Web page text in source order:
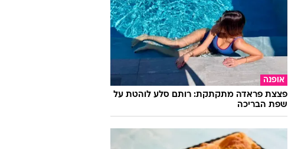
אופנה
פצצת פראדה מתקתקת: רותם סלע לוהטת על
שפת הבריכה